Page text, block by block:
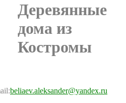
Деревянные
дома из
Костромы
beliaev.aleksander@yandex.ru